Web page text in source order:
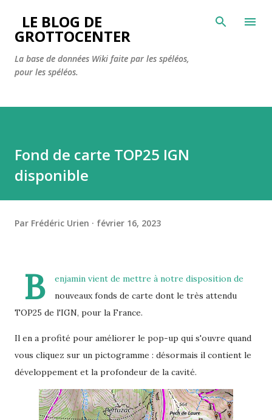
Accéder au contenu principal
LE BLOG DE
GROTTOCENTER
La base de données Wiki faite par les spéléos,
pour les spéléos.
Fond de carte TOP25 IGN
disponible
Par Frédéric Urien février 16, 2023
B
enjamin vient de mettre à notre disposition de
nouveaux fonds de carte dont le très attendu
TOP25 de l'IGN, pour la France.
Il en a profité pour améliorer le pop-up qui s'ouvre quand
vous cliquez sur un pictogramme : désormais il contient le
développement et la profondeur de la cavité.